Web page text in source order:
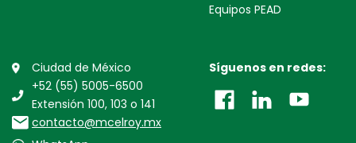
Equipos PEAD
Ciudad de México
+52 (55) 5005-6500
Extensión 100, 103 o 141
contacto@mcelroy.mx
Síguenos en redes: